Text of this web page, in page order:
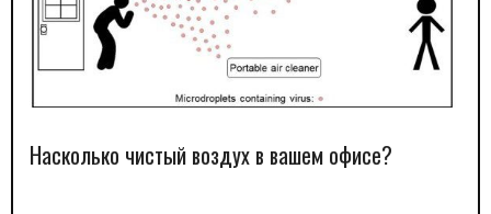
Насколько чистый воздух в вашем офисе?